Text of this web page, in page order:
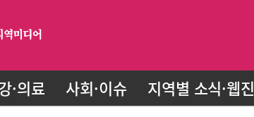
·의료 사회·이슈 지역별 소식·웹진